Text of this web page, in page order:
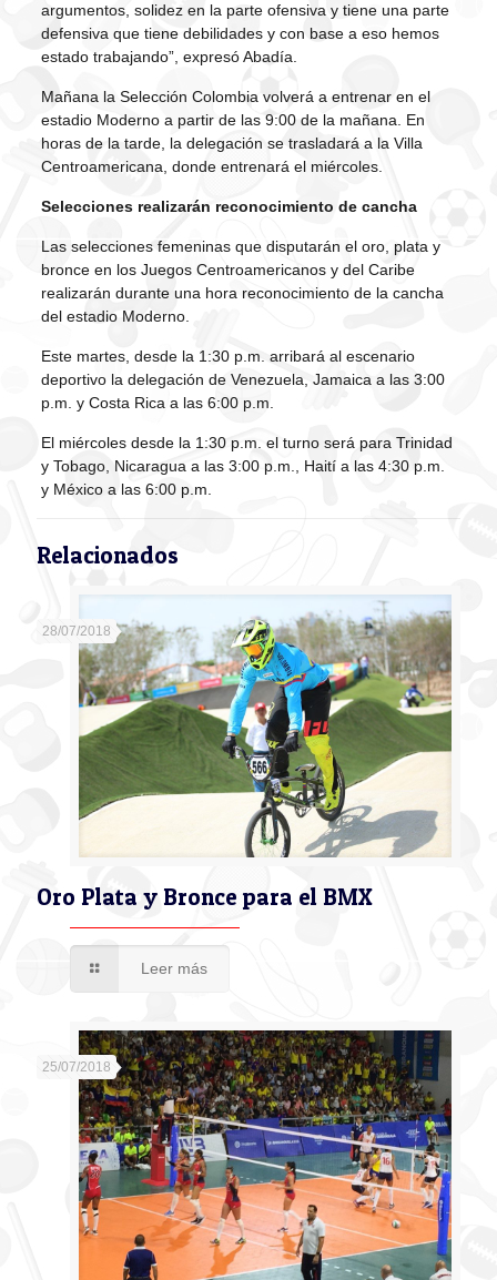
argumentos, solidez en la parte ofensiva y tiene una parte
defensiva que tiene debilidades y con base a eso hemos
estado trabajando”, expresó Abadía.
Mañana la Selección Colombia volverá a entrenar en el
estadio Moderno a partir de las 9:00 de la mañana. En
horas de la tarde, la delegación se trasladará a la Villa
Centroamericana, donde entrenará el miércoles.
Selecciones realizarán reconocimiento de cancha
Las selecciones femeninas que disputarán el oro, plata y
bronce en los Juegos Centroamericanos y del Caribe
realizarán durante una hora reconocimiento de la cancha
del estadio Moderno.
Este martes, desde la 1:30 p.m. arribará al escenario
deportivo la delegación de Venezuela, Jamaica a las 3:00
p.m. y Costa Rica a las 6:00 p.m.
El miércoles desde la 1:30 p.m. el turno será para Trinidad
y Tobago, Nicaragua a las 3:00 p.m., Haití a las 4:30 p.m.
y México a las 6:00 p.m.
Relacionados
28/07/2018
Oro Plata y Bronce para el BMX
Leer más
25/07/2018